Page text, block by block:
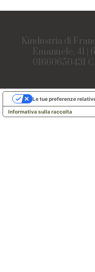
Kindustria di
Emanuele, 41 |
01660650431
Informativa sulla raccolta
Le tue preferenze